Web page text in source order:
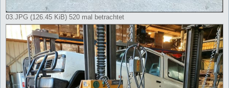
03.JPG (126.45 KiB) 520 mal betrachtet